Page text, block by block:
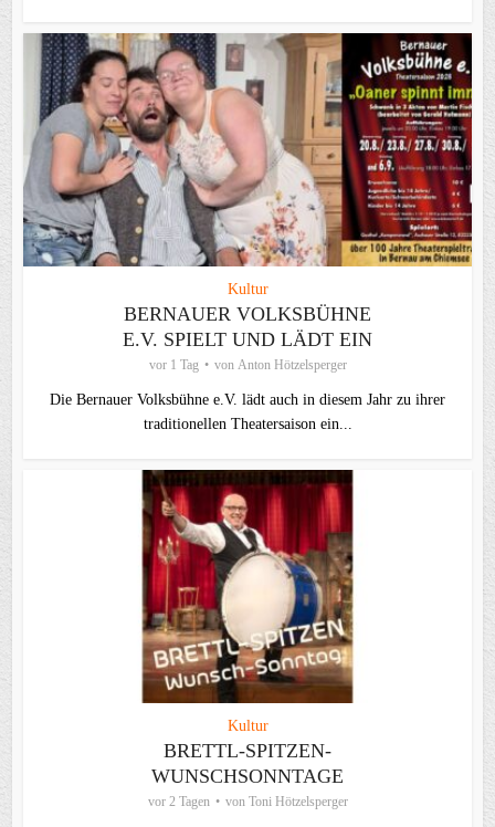
Kultur
BERNAUER VOLKSBÜHNE
E.V. SPIELT UND LÄDT EIN
vor 1 Tag von Anton Hötzelsperger
Die Bernauer Volksbühne e.V. lädt auch in diesem Jahr zu ihrer
traditionellen Theater­saison ein...
Kultur
BRETTL-SPITZEN-
WUNSCHSONNTAGE
vor 2 Tagen von Toni Hötzelsperger